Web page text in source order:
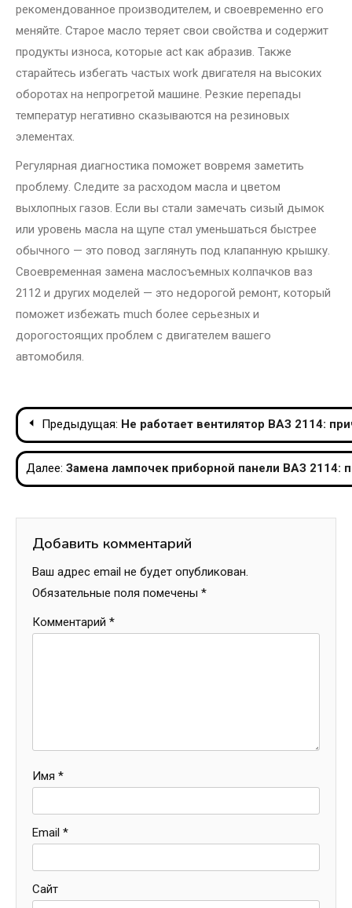
рекомендованное производителем, и своевременно его
меняйте. Старое масло теряет свои свойства и содержит
продукты износа, которые act как абразив. Также
старайтесь избегать частых work двигателя на высоких
оборотах на непрогретой машине. Резкие перепады
температур негативно сказываются на резиновых
элементах.
Регулярная диагностика поможет вовремя заметить
проблему. Следите за расходом масла и цветом
выхлопных газов. Если вы стали замечать сизый дымок
или уровень масла на щупе стал уменьшаться быстрее
обычного — это повод заглянуть под клапанную крышку.
Своевременная замена маслосъемных колпачков ваз
2112 и других моделей — это недорогой ремонт, который
поможет избежать much более серьезных и
дорогостоящих проблем с двигателем вашего
автомобиля.
Навигация
по
записям
Предыдущая: Не работает вентилятор ВАЗ 2114:
Далее: Замена лампочек приборной панели ВАЗ 2114:
Добавить комментарий
Ваш адрес email не будет опубликован.
Обязательные поля помечены *
Комментарий *
Имя *
Email *
Сайт